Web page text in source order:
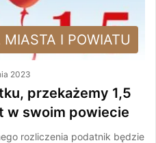
I POWIATU
2023
przekażemy 1,5
w swoim powiecie
rozliczenia podatnik będzie